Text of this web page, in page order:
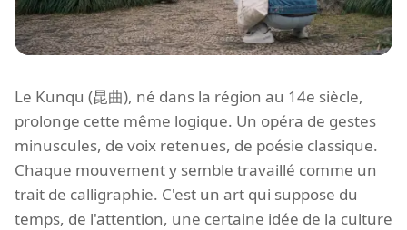
Le Kunqu (昆曲), né dans la région au 14e siècle,
prolonge cette même logique. Un opéra de gestes
minuscules, de voix retenues, de poésie classique.
Chaque mouvement y semble travaillé comme un
trait de calligraphie. C'est un art qui suppose du
temps, de l'attention, une certaine idée de la culture